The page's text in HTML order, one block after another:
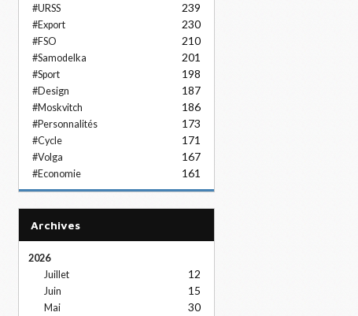
#URSS 239
#Export 230
#FSO 210
#Samodelka 201
#Sport 198
#Design 187
#Moskvitch 186
#Personnalités 173
#Cycle 171
#Volga 167
#Economie 161
Archives
2026
Juillet
12
Juin 15
Mai 30